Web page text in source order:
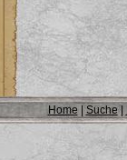
Home| Suche |